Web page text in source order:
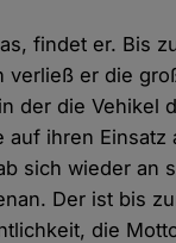
findet er. Bis
verließ er die
der die Vehikel
auf ihren Einsatz
sich wieder an
Der ist bis
die